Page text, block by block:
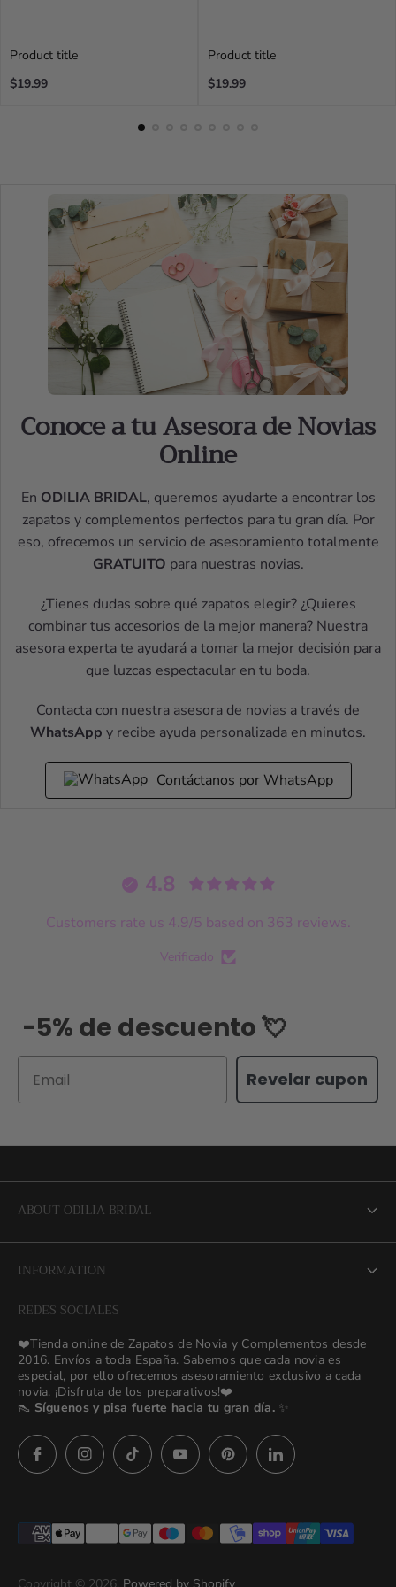
Product title
Regular
$19.99
Product title
Regular
$19.99
Conoce a tu Asesora de Novias
Online
En ODILIA BRIDAL, queremos ayudarte a encontrar los
zapatos y complementos perfectos para tu gran día. Por
eso, ofrecemos un servicio de asesoramiento totalmente
GRATUITO para nuestras novias.
¿Tienes dudas sobre qué zapatos elegir? ¿Quieres
combinar tus accesorios de la mejor manera? Nuestra
asesora experta te ayudará a tomar la mejor decisión para
que luzcas espectacular en tu boda.
Contacta con nuestra asesora de novias a través de
WhatsApp y recibe ayuda personalizada en minutos.
Contáctanos por WhatsApp
4.8
Customers rate us 4.9/5 based on 363 reviews.
Verificado
-5% de descuento 💘
Revelar cupon
REDES SOCIALES
❤️Tienda online de Zapatos de Novia y Complementos desde
2016. Envíos a toda España. Sabemos que cada novia es
especial, por ello ofrecemos asesoramiento exclusivo a cada
novia. ¡Disfruta de los preparativos!❤️
👠 Síguenos y pisa fuerte hacia tu gran día. ✨
ABOUT ODILIA BRIDAL
Search
contact us
Asesoras👰🏻24h 627 23 25 76
INFORMATION
⭐ Opiniones de Nuestras Novias 👰🏻
💒 Novias Reales 💍✨
🚚 Envío y Cambios
Política de Privacidad
Imágenes descargables